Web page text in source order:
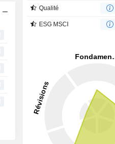
Qualité
ESG MSCI